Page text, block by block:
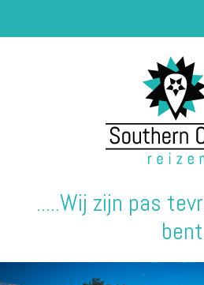
.....Wij zijn pas